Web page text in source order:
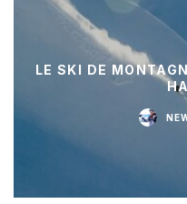
LE SKI DE